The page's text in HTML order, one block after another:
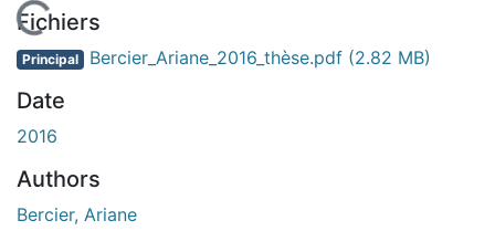
Fichiers
Principal Bercier_Ariane_2016_thèse.pdf (2.82 MB)
Date
2016
Authors
Bercier, Ariane